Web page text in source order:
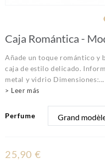
Caja Romántica -
Añade un toque romántico y
caja de estilo delicado.
metal y vidrio Dimensiones:...
> Leer más
Perfume
25,90 €